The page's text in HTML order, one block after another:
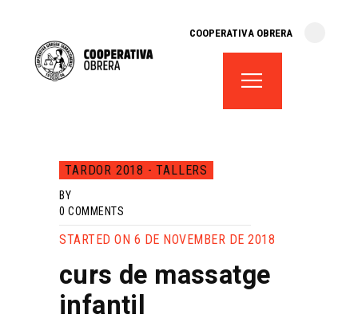
COOPERATIVA OBRERA
fes-te soci
lloguer d’espais
TARDOR 2018 - TALLERS
BY
0 COMMENTS
STARTED ON 6 DE NOVEMBER DE 2018
curs de massatge
infantil